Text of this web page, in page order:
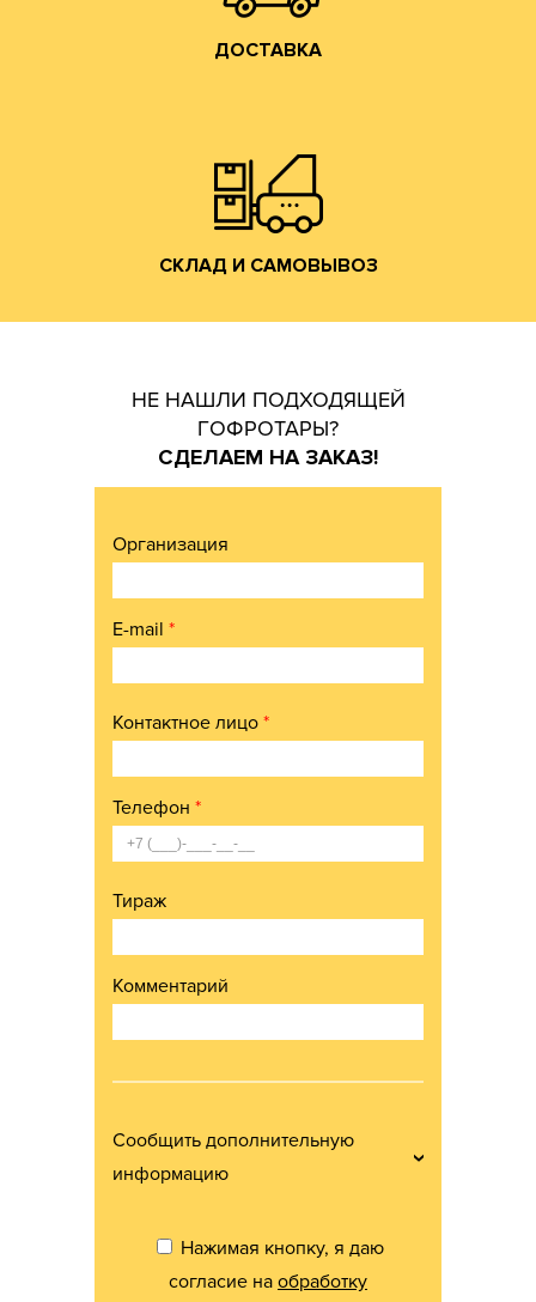
ДОСТАВКА
СКЛАД И САМОВЫВОЗ
СКЛАД И САМОВЫВОЗ
НЕ НАШЛИ ПОДХОДЯЩЕЙ
ГОФРОТАРЫ?
СДЕЛАЕМ НА ЗАКАЗ!
Организация
E-mail *
Контактное лицо *
Телефон *
Тираж
Комментарий
Сообщить дополнительную
информацию
Нажимая кнопку, я даю
согласие на обработку